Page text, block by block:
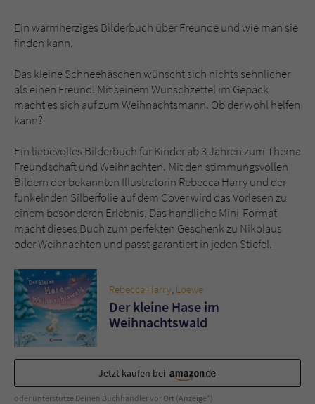
Ein warmherziges Bilderbuch über Freunde und wie man sie
finden kann.
Das kleine Schneehäschen wünscht sich nichts sehnlicher
als einen Freund! Mit seinem Wunschzettel im Gepäck
macht es sich auf zum Weihnachtsmann. Ob der wohl helfen
kann?
Ein liebevolles Bilderbuch für Kinder ab 3 Jahren zum Thema
Freundschaft und Weihnachten. Mit den stimmungsvollen
Bildern der bekannten Illustratorin Rebecca Harry und der
funkelnden Silberfolie auf dem Cover wird das Vorlesen zu
einem besonderen Erlebnis. Das handliche Mini-Format
macht dieses Buch zum perfekten Geschenk zu Nikolaus
oder Weihnachten und passt garantiert in jeden Stiefel.
Rebecca Harry, Loewe
Der kleine Hase im
Weihnachtswald
Jetzt kaufen bei
oder unterstütze Deinen Buchhändler vor Ort (Anzeige*)
Name tx_pwcomments_ahash
Laufzeit 1 Jahr
Name fe_typo_user
Anbieter Literatur-Couch Medien GmbH & Co. KG
Laufzeit Session
Zweck
Kommunikation der Webseite mit dem
Benutzer. Es wird benötigt um z. B. den
Sicherheitscode des Kontaktformulars zu